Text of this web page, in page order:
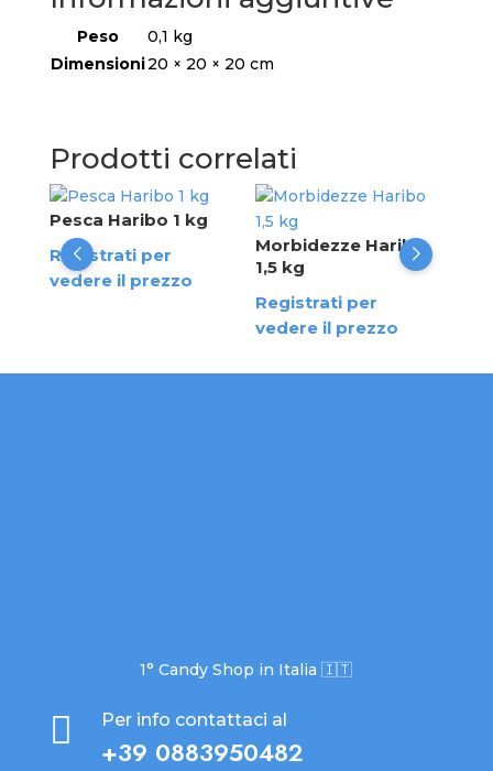
Peso
0,1 kg
Dimensioni20 × 20 × 20 cm
Prodotti correlati
Pesca Haribo 1 kg
Registrati per
vedere il prezzo
Morbidezze Haribo
1,5 kg
Registrati per
vedere il prezzo
1° Candy Shop in Italia 🇮🇹
 Per info contattaci al
+39 0883950482